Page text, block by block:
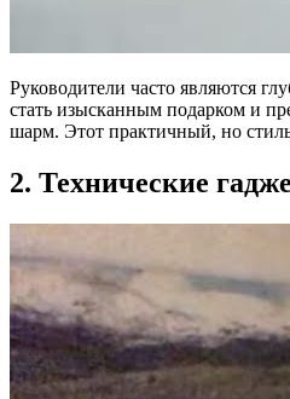
Руководители часто являются
стать изысканным подарком и
шарм. Этот практичный, но
2. Технические